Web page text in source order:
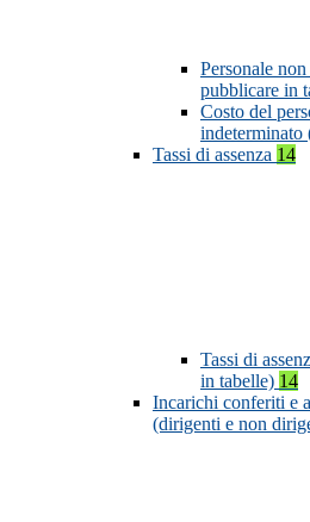
Personale
pubblicare in
Costo del
indeterminato
Tassi di assenza 14
Tassi di
in tabelle) 14
Incarichi conferiti e
(dirigenti e non